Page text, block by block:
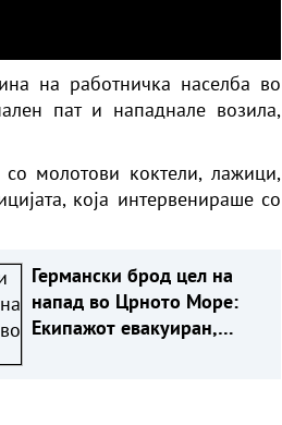
на работничка населба во
пат и нападнале возила,
молотови коктели, лажици,
која интервенираше со
Германски брод цел на
напад во Црното Море:
Екипажот евакуиран,